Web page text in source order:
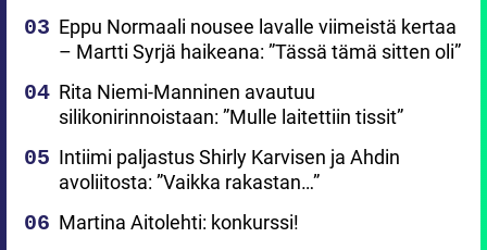
Eppu Normaali nousee lavalle viimeistä kertaa
– Martti Syrjä haikeana: ”Tässä tämä sitten oli”
Rita Niemi-Manninen avautuu
silikonirinnoistaan: ”Mulle laitettiin tissit”
Intiimi paljastus Shirly Karvisen ja Ahdin
avoliitosta: ”Vaikka rakastan…”
Martina Aitolehti: konkurssi!